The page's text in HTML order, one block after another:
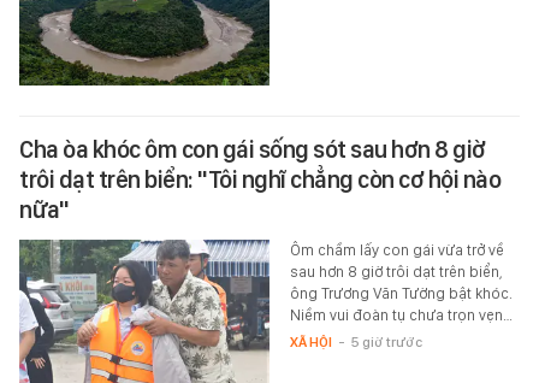
Cha òa khóc ôm con gái sống sót sau hơn 8 giờ
trôi dạt trên biển: "Tôi nghĩ chẳng còn cơ hội nào
nữa"
Ôm chầm lấy con gái vừa trở về
sau hơn 8 giờ trôi dạt trên biển,
ông Trương Văn Tường bật khóc.
Niềm vui đoàn tụ chưa trọn vẹn…
XÃ HỘI - 5 giờ trước